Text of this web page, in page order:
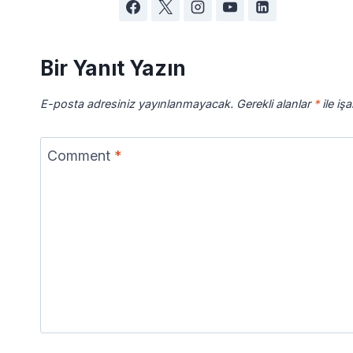
Bir Yanıt Yazın
E-posta adresiniz yayınlanmayacak. Gerekli alanlar *ile
Comment *